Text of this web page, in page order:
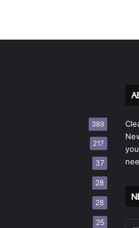
389
217
37
28
28
25